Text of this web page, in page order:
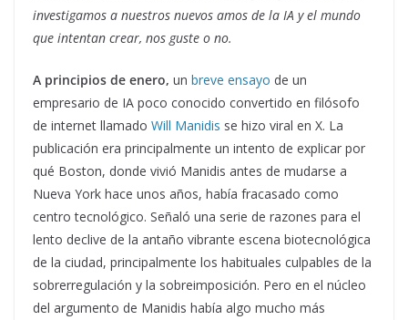
investigamos a nuestros nuevos amos de la IA y el mundo
que intentan crear, nos guste o no.
A principios de enero, un breve ensayo de un
empresario de IA poco conocido convertido en filósofo
de internet llamado Will Manidis se hizo viral en X. La
publicación era principalmente un intento de explicar por
qué Boston, donde vivió Manidis antes de mudarse a
Nueva York hace unos años, había fracasado como
centro tecnológico. Señaló una serie de razones para el
lento declive de la antaño vibrante escena biotecnológica
de la ciudad, principalmente los habituales culpables de la
sobrerregulación y la sobreimposición. Pero en el núcleo
del argumento de Manidis había algo mucho más